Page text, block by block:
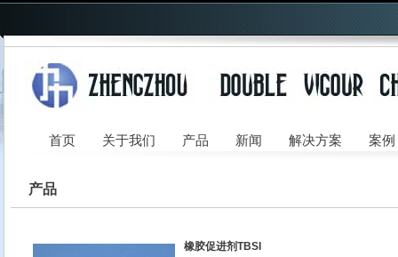
首页 关于我们 产品 新闻 解决方案 案例
产品
橡胶促进剂TBSI